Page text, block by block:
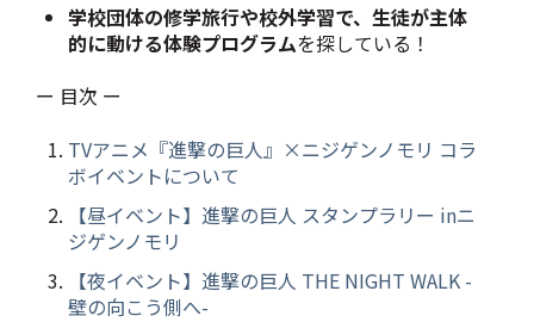
学校団体の修学旅行や校外学習で、生徒が主体
的に動ける体験プログラムを探している！
ー 目次 ー
TVアニメ『進撃の巨人』×ニジゲンノモリ コラ
ボイベントについて
【昼イベント】進撃の巨人 スタンプラリー inニ
ジゲンノモリ
【夜イベント】進撃の巨人 THE NIGHT WALK -
壁の向こう側へ-